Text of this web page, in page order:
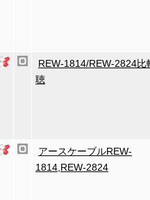
REW-1814/REW-2824比
聴
アースケーブルREW-
1814,REW-2824